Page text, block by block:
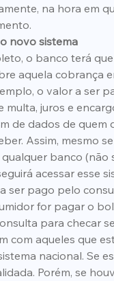
na hora em
novo sistema
o banco terá
aquela cobrança
o valor a ser
multa, juros e
de dados de quem
Assim, mesmo
banco (não
acessar esse
ser pago pelo
for pagar o
para checar
com aqueles que
nacional. Se
Porém, se